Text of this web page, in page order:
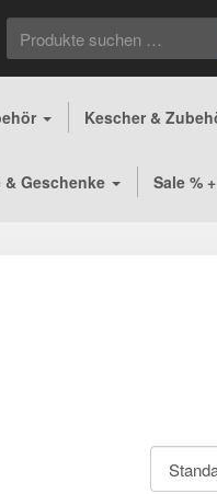
nach:
Kescher &
Geschenke Sale %